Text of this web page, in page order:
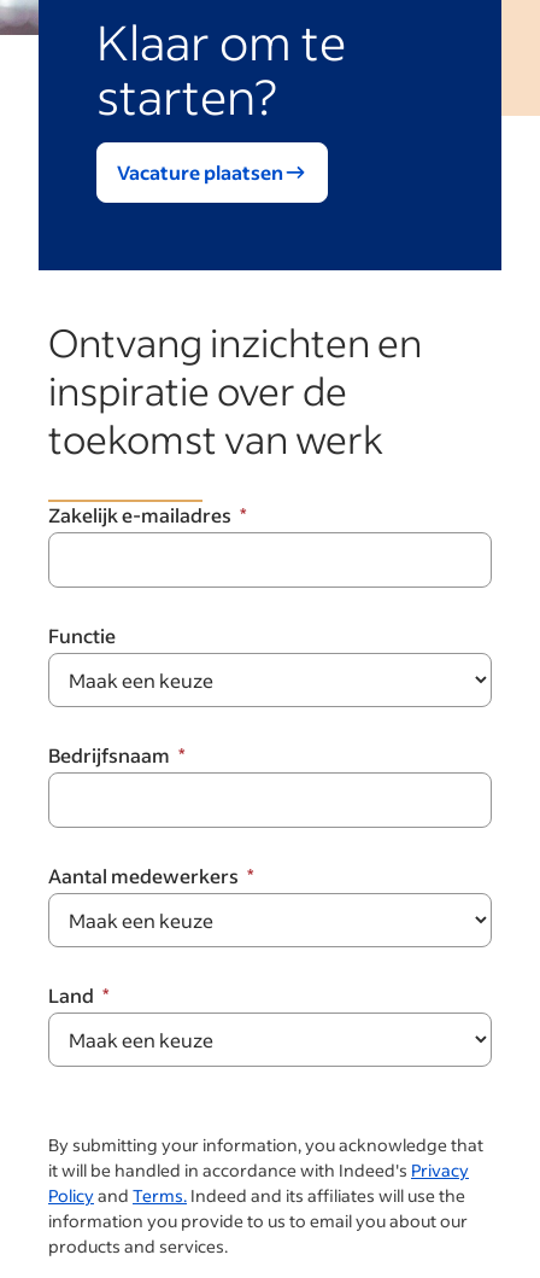
Klaar om te
starten?
Vacature plaatsen
Ontvang inzichten en
inspiratie over de
toekomst van werk
Zakelijk e-mailadres
Functie
Bedrijfsnaam
Aantal medewerkers
Land
By submitting your information, you acknowledge that
it will be handled in accordance with Indeed's Privacy
Policyand Terms. Indeed and its affiliates will use the
information you provide to us to email you about our
products and services.